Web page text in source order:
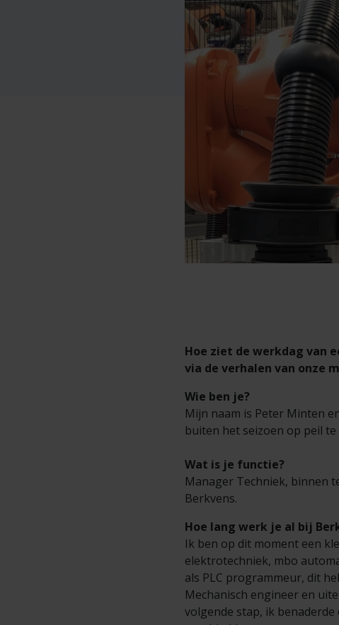
Hoe ziet de werkdag van
via de verhalen van onze
Wie ben je?
Mijn naam is Peter Minten
buiten het seizoen op peil
Wat is je functie?
Manager Techniek, binnen
Berkvens.
Hoe lang werk je al bij
Ik ben op dit moment een
elektrotechniek, mbo
als PLC programmeur, dit
Mechanisch engineer en
volgende stap, ik